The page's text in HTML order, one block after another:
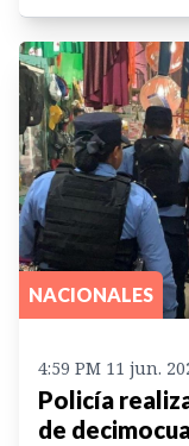
NACIONALES
4:59 PM 11 jun.
Policía
de